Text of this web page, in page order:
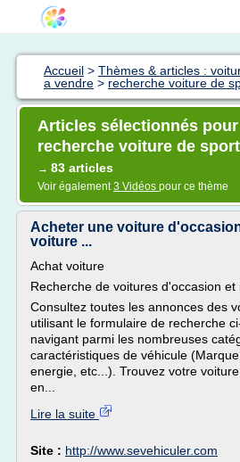
Accueil > Thèmes & articles :
a vendre > recherche voiture de
Articles sélectionnés
recherche voiture de
→ 83 articles
Voir également3 Vidéos pour ce thème
Acheter une voiture
voiture ...
Achat voiture
Recherche de voitures d'occasion et
Consultez toutes les annonces des
utilisant le formulaire de recherche
navigant parmi les nombreuses
caractéristiques de véhicule
energie, etc...). Trouvez votre
en...
Lire la suite
Site : http://www.sevehiculer.com